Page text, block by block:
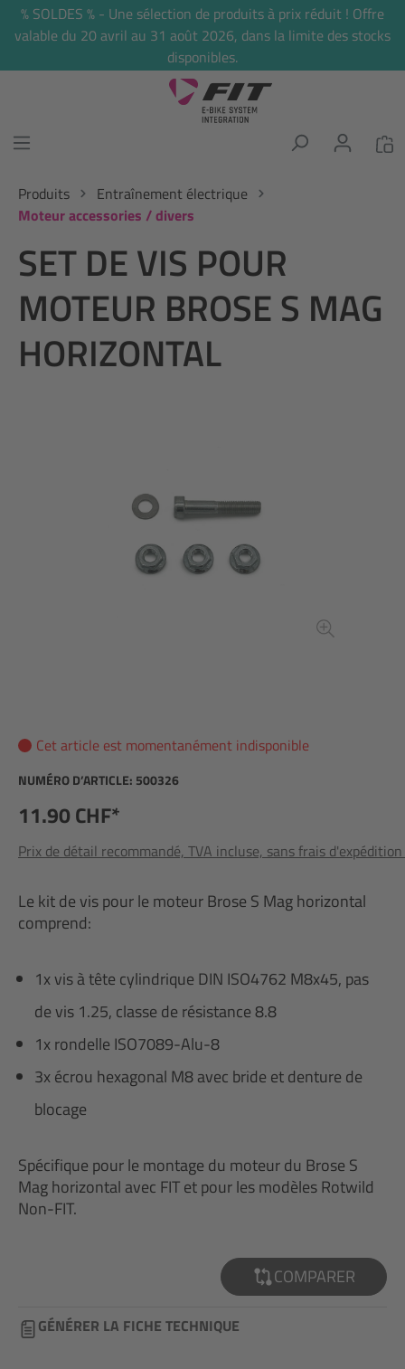
principal
% SOLDES % - Une sélection de produits à prix réduit ! Offre
valable du 20 avril au 31 août 2026, dans la limite des stocks
disponibles.
Produits
Entraînement électrique
Moteur accessories / divers
SET DE VIS POUR
MOTEUR BROSE S MAG
HORIZONTAL
Cet article est momentanément indisponible
NUMÉRO D’ARTICLE: 500326
11.90 CHF*
Prix de détail recommandé, TVA incluse, sans frais
Le kit de vis pour le moteur Brose S Mag horizontal
comprend:
1x vis à tête cylindrique DIN ISO4762 M8x45, pas
de vis 1.25, classe de résistance 8.8
1x rondelle ISO7089-Alu-8
3x écrou hexagonal M8 avec bride et denture de
blocage
Spécifique pour le montage du moteur du Brose S
Mag horizontal avec FIT et pour les modèles Rotwild
Non-FIT.
COMPARER
GÉNÉRER LA FICHE TECHNIQUE